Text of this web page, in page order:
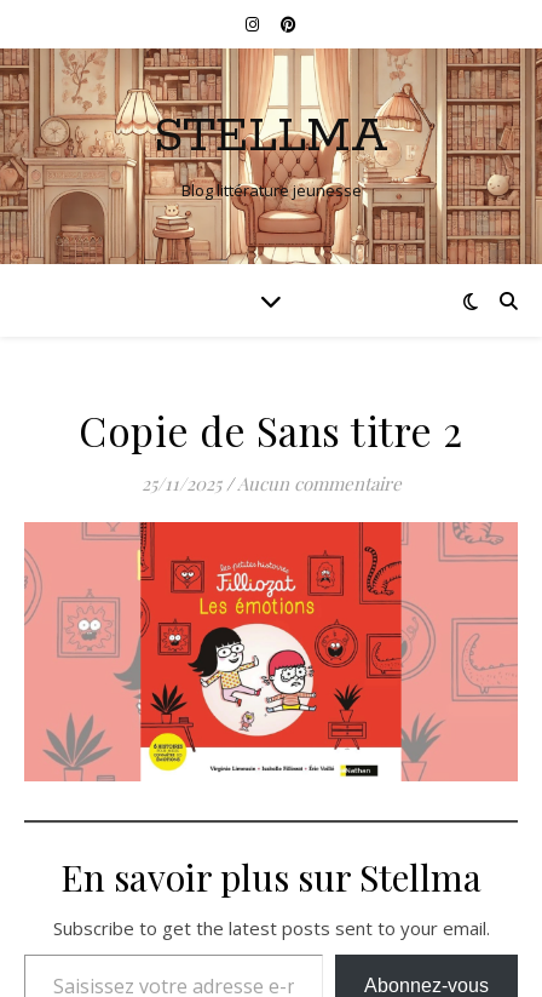
STELLMA
Blog littérature jeunesse
Copie de Sans titre 2
25/11/2025 /Aucun commentaire
En savoir plus sur Stellma
Subscribe to get the latest posts sent to your email.
Saisissez votre adresse e-mail…
Abonnez-vous